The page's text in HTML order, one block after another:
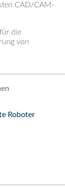
CAD/CAM-
die
von
Roboter